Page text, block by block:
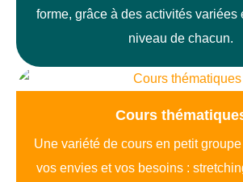
forme, grâce à des activités variées
niveau de chacun.
Cours
Une variété de cours en petit
vos envies et vos besoins :